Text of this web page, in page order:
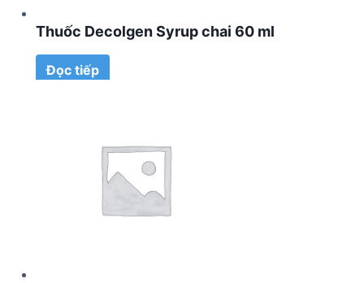
Thuốc Decolgen Syrup chai 60 ml
Đọc tiếp